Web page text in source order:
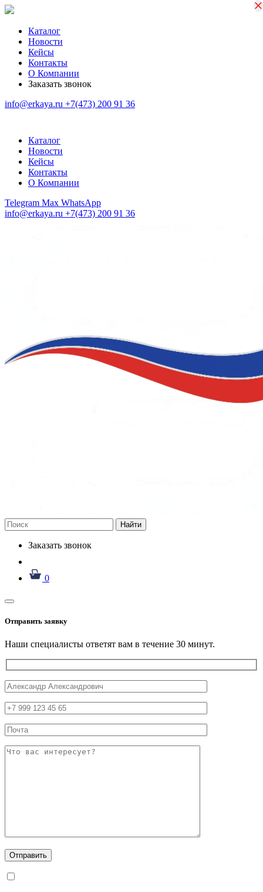
Каталог
Новости
Кейсы
Контакты
О Компании
Заказать звонок
info@erkaya.ru +7(473) 200 91 36
Каталог
Новости
Кейсы
Контакты
О Компании
Telegram Max WhatsApp
info@erkaya.ru +7(473) 200 91 36
Найти
Заказать звонок
0
Отправить заявку
Наши специалисты ответят вам в течение 30 минут.
×
×